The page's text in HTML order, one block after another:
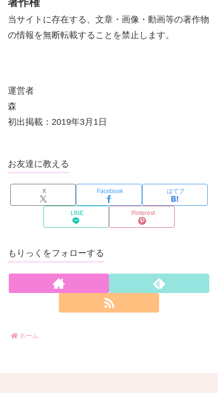
当サイトに存在する、文章・画像・動画等の著作物
の情報を無断転載することを禁止します。
運営者
森
初出掲載：2019年3月1日
お友達に教える
X Facebook はてブ
LINE Pinterest
もりっくをフォローする
ホーム